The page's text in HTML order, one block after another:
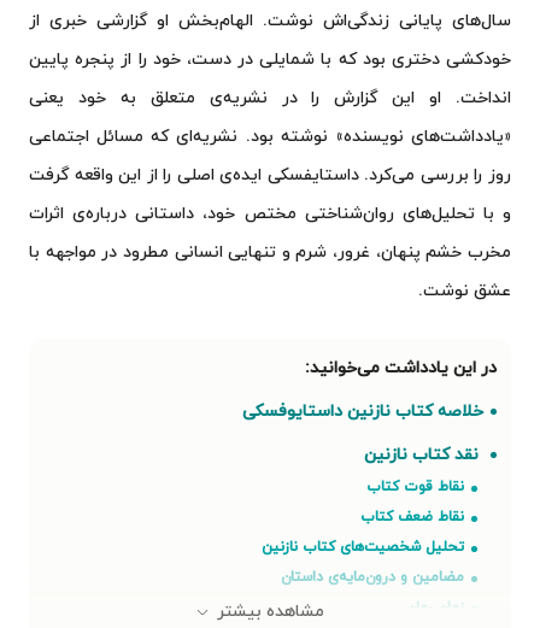
سال‌های پایانی زندگی‌اش نوشت. الهام‌بخش او گزارشی خبری از
خودکشی دختری بود که با شمایلی در دست، خود را از پنجره پایین
انداخت. او این گزارش را در نشریه‌ی متعلق به خود یعنی
«یادداشت‌های نویسنده» نوشته بود. نشریه‌ای که مسائل اجتماعی
روز را بررسی می‌کرد. داستایفسکی ایده‌ی اصلی را از این واقعه گرفت
و با تحلیل‌های روان‌شناختی مختص خود، داستانی درباره‌ی اثرات
مخرب خشم پنهان، غرور، شرم و تنهایی انسانی مطرود در مواجهه با
عشق نوشت.
خلاصه کتاب نازنین داستایوفسکی
نقد کتاب نازنین
نقاط قوت کتاب
نقاط ضعف کتاب
تحلیل شخصیت‌های کتاب نازنین
مضامین و درون‌مایه‌ی داستان
زمان رمان
مشاهده بیشتر